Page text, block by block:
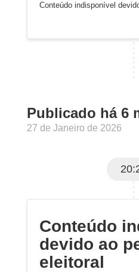
Conteúdo indisponível
Publicado há 6
27 de Janeiro de 2026
Conteúdo
devido ao
eleitoral